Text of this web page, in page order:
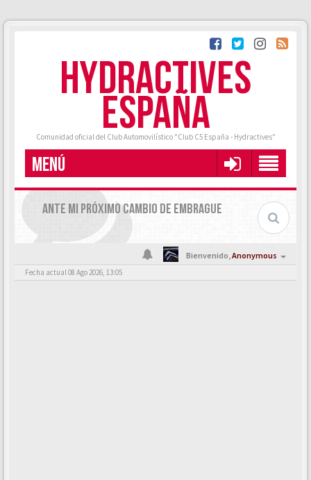
HYDRACTIVES
ESPAÑA
Comunidad oficial del Club Automovilístico "Club C5 España - Hydractives"
MENÚ
ANTE MI PRÓXIMO CAMBIO DE EMBRAGUE
Bienvenido,Anonymous
Fecha actual 08 Ago 2026, 13:05